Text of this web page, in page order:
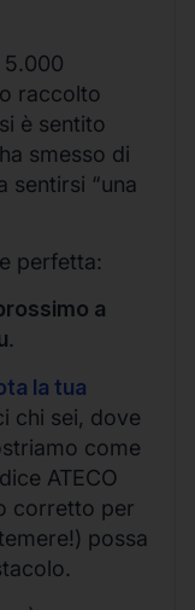
5.000
raccolto
è sentito
smesso di
sentirsi “una
perfetta:
a
.
la tua
chi sei, dove
come
ATECO
corretto per
possa